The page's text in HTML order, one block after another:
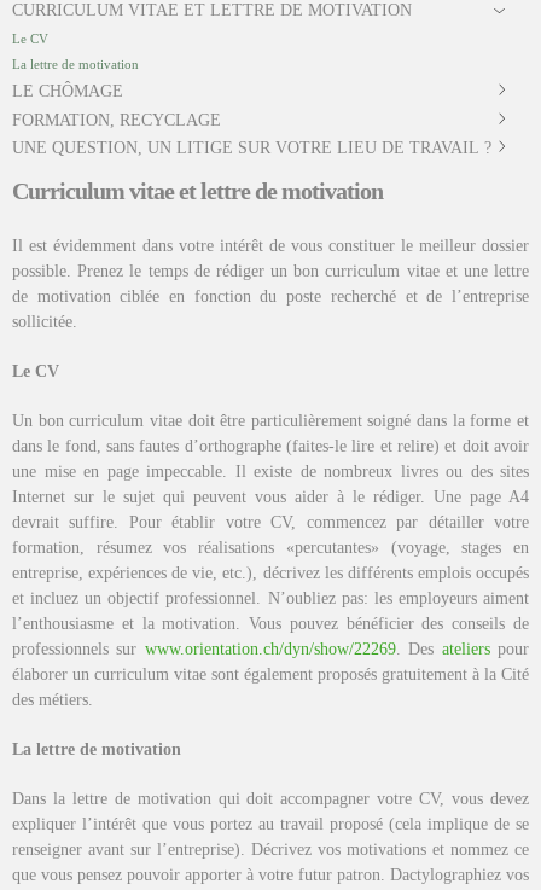
CURRICULUM VITAE ET LETTRE DE MOTIVATION
Le CV
La lettre de motivation
LE CHÔMAGE
FORMATION, RECYCLAGE
UNE QUESTION, UN LITIGE SUR VOTRE LIEU DE TRAVAIL ?
Curriculum vitae et lettre de motivation
Il est évidemment dans votre intérêt de vous constituer le meilleur dossier
possible. Prenez le temps de rédiger un bon curriculum vitae et une lettre
de motivation ciblée en fonction du poste recherché et de l’entreprise
sollicitée.
Le CV
Un bon curriculum vitae doit être particulièrement soigné dans la forme et
dans le fond, sans fautes d’orthographe (faites-le lire et relire) et doit avoir
une mise en page impeccable. Il existe de nombreux livres ou des sites
Internet sur le sujet qui peuvent vous aider à le rédiger. Une page A4
devrait suffire. Pour établir votre CV, commencez par détailler votre
formation, résumez vos réalisations «percutantes» (voyage, stages en
entreprise, expériences de vie, etc.), décrivez les différents emplois occupés
et incluez un objectif professionnel. N’oubliez pas: les employeurs aiment
l’enthousiasme et la motivation. Vous pouvez bénéficier des conseils de
professionnels sur www.orientation.ch/dyn/show/22269. Des atelierspour
élaborer un curriculum vitae sont également proposés gratuitement à la Cité
des métiers.
La lettre de motivation
Dans la lettre de motivation qui doit accompagner votre CV, vous devez
expliquer l’intérêt que vous portez au travail proposé (cela implique de se
renseigner avant sur l’entreprise). Décrivez vos motivations et nommez ce
que vous pensez pouvoir apporter à votre futur patron. Dactylographiez vos